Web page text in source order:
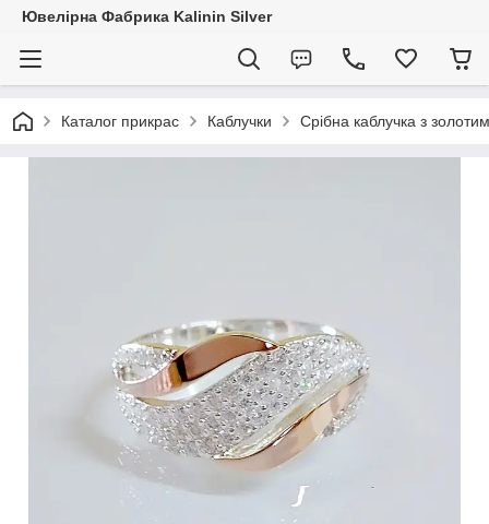
Ювелірна Фабрика Kalinin Silver
Каталог прикрас Каблучки Срібна каблучка з